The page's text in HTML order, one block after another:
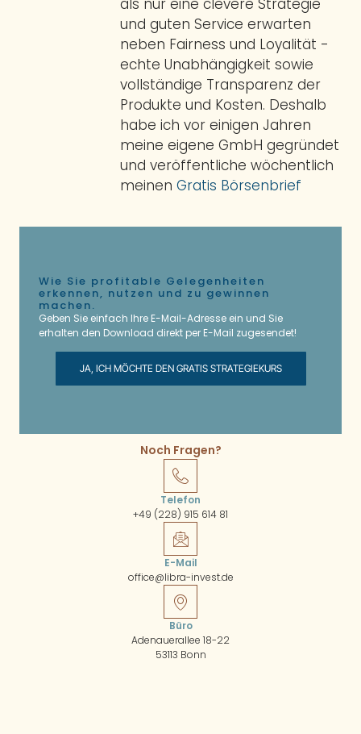
als nur eine clevere Strategie
und guten Service erwarten
neben Fairness und Loyalität -
echte Unabhängigkeit sowie
vollständige Transparenz der
Produkte und Kosten. Deshalb
habe ich vor einigen Jahren
meine eigene GmbH gegründet
und veröffentliche wöchentlich
meinen Gratis Börsenbrief
Wie Sie profitable Gelegenheiten
erkennen, nutzen und zu gewinnen
machen.
Geben Sie einfach Ihre E-Mail-Adresse ein und Sie
erhalten den Download direkt per E-Mail zugesendet!
JA, ICH MÖCHTE DEN GRATIS STRATEGIEKURS
Noch Fragen?
Telefon
+49 (228) 915 614 81
E-Mail
office@libra-invest.de
Büro
Adenauerallee 18-22
53113 Bonn